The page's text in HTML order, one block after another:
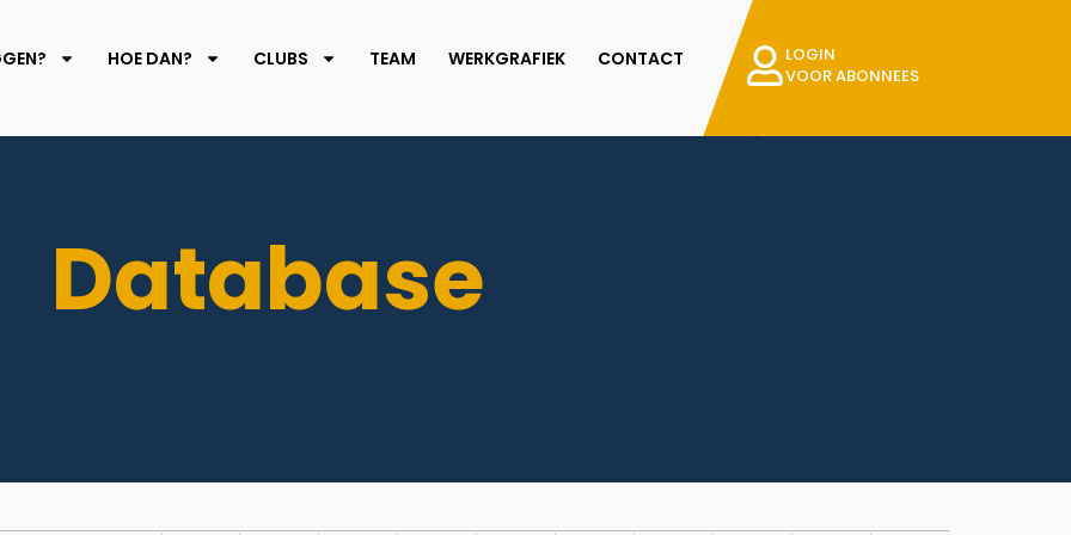
HOE DAN? CLUBS TEAM WERKGRAFIEK CONTACT
LOGIN
VOOR ABONNEES
Database